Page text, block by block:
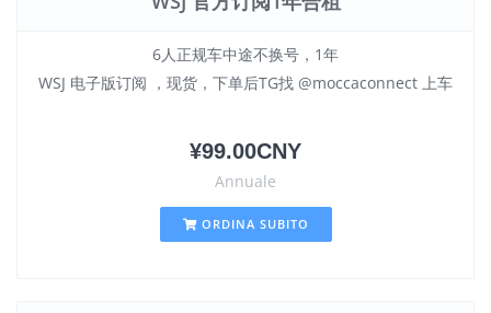
6人正规车中途不换号，1年
WSJ 电子版订阅 ，现货，下单后TG找 @moccaconnect 上车
¥99.00CNY
Annuale
ORDINA SUBITO